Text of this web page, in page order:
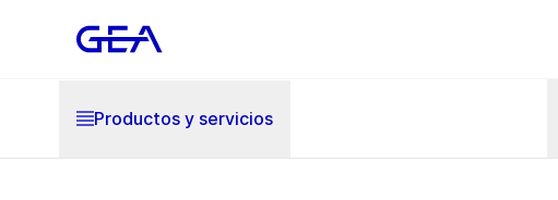
Productos y servicios